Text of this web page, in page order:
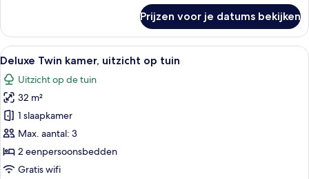
Twin
kamer,
uitzicht
de
stad
Prijzen voor je datums bekijken
Alle
foto's
voor
Deluxe
Twin
kamer,
uitzicht
op
Hotelkamer met een grote televisie,
4
Deluxe Twin kamer, uitzicht op tuin
Uitzicht op de tuin
32 m²
1 slaapkamer
Max. aantal: 3
2 eenpersoonsbedden
Gratis wifi